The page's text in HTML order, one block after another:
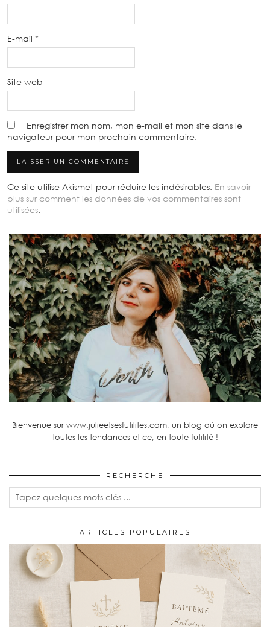
E-mail *
Site web
Enregistrer mon nom, mon e-mail et mon site dans le
navigateur pour mon prochain commentaire.
Ce site utilise Akismet pour réduire les indésirables. En savoir
plus sur comment les données de vos commentaires sont
utilisées.
Bienvenue sur www.julieetsesfutilites.com, un blog où on explore
toutes les tendances et ce, en toute futilité !
RECHERCHE
ARTICLES POPULAIRES